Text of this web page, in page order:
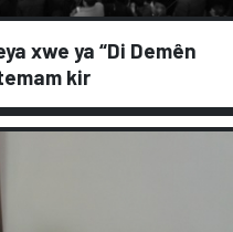
xwe ya “Di Demên
kir